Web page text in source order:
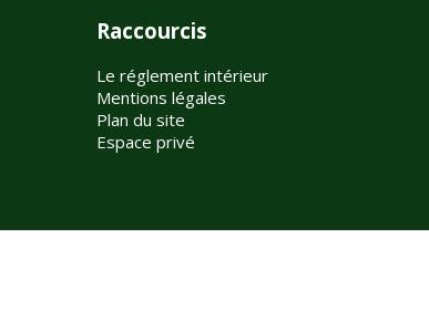
Raccourcis
Le réglement intérieur
Mentions légales
Plan du site
Espace privé